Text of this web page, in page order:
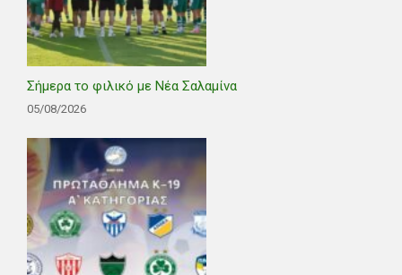
Σήμερα το φιλικό με Νέα Σαλαμίνα
05/08/2026